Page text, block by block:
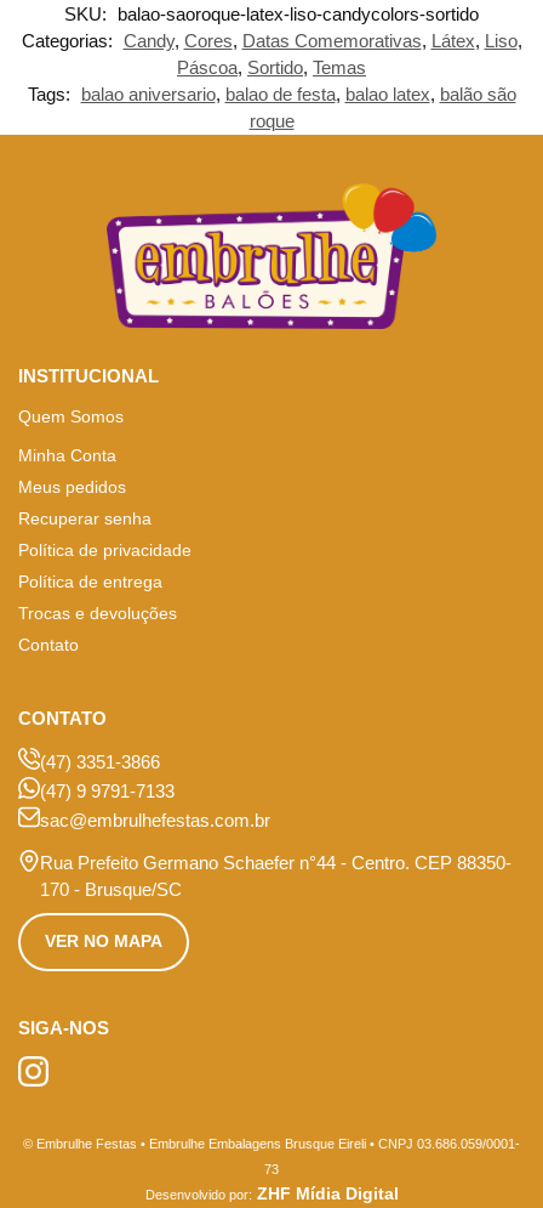
SKU:
balao-saoroque-latex-liso-candycolors-sortido
Categorias: Candy, Cores, Datas Comemorativas, Látex, Liso,
Páscoa, Sortido, Temas
Tags:
balao aniversario, balao de festa, balao latex, balão são
roque
INSTITUCIONAL
Quem Somos
Minha Conta
Meus pedidos
Recuperar senha
Política de privacidade
Política de entrega
Trocas e devoluções
Contato
CONTATO
(47) 3351-3866
(47) 9 9791-7133
sac@embrulhefestas.com.br
Rua Prefeito Germano Schaefer n°44 - Centro. CEP 88350-
170 - Brusque/SC
VER NO MAPA
SIGA-NOS
© Embrulhe Festas • Embrulhe Embalagens Brusque Eireli • CNPJ 03.686.059/0001-
73
Desenvolvido por: ZHF Mídia Digital